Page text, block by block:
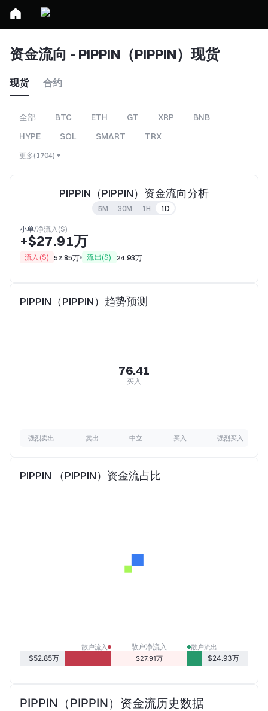
资金流向 - PIPPIN（PIPPIN）现货
现货 合约
全部 BTC ETH GT XRP
BNB
HYPE
SOL SMART TRX
更多(1704)
PIPPIN（PIPPIN）资金流向分析
5M 30M 1H 1D
小单/净流入($)
+$27.91万
流入($) 52.85万 流出($) 24.93万
PIPPIN（PIPPIN）趋势预测
76.41
买入
强烈卖出 卖出 中立 买入 强烈买入
PIPPIN （PIPPIN）资金流占比
散户流入
$52.85万
散户净流入
$27.91万
散户流出
$24.93万
PIPPIN（PIPPIN）资金流历史数据